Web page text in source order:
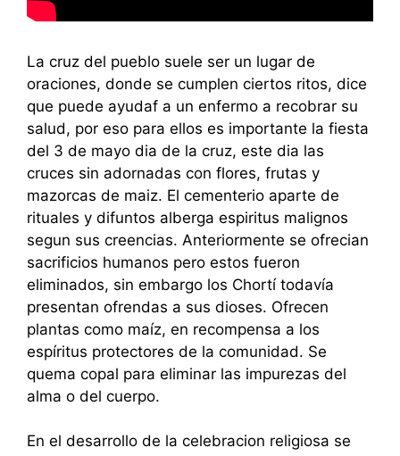
La cruz del pueblo suele ser un lugar de
oraciones, donde se cumplen ciertos ritos, dice
que puede ayudaf a un enfermo a recobrar su
salud, por eso para ellos es importante la fiesta
del 3 de mayo dia de la cruz, este dia las
cruces sin adornadas con flores, frutas y
mazorcas de maiz. El cementerio aparte de
rituales y difuntos alberga espiritus malignos
segun sus creencias. Anteriormente se ofrecian
sacrificios humanos pero estos fueron
eliminados, sin embargo los Chortí todavía
presentan ofrendas a sus dioses. Ofrecen
plantas como maíz, en recompensa a los
espíritus protectores de la comunidad. Se
quema copal para eliminar las impurezas del
alma o del cuerpo.
En el desarrollo de la celebracion religiosa se